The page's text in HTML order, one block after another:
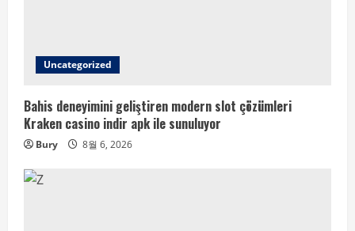
Uncategorized
Bahis deneyimini geliştiren modern slot çözümleri
Kraken casino indir apk ile sunuluyor
Bury 8월 6, 2026